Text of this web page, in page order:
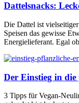
Dattelsnacks:
Die Dattel ist
Speisen das gewisse
Energielieferant. Egal
Der Einstieg in
3 Tipps für Vegan-